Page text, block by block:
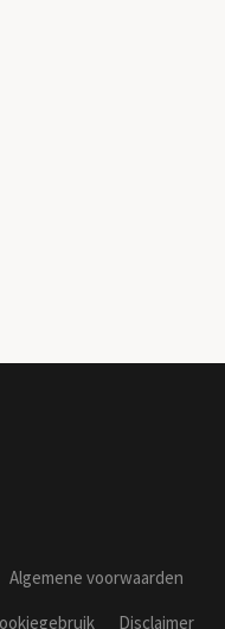
Algemene voorwaarden
Disclaimer